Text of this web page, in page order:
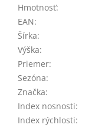
Hmotnosť:
EAN:
Šírka:
Výška:
Priemer:
Sezóna:
Značka:
Index nosnosti:
Index rýchlosti: